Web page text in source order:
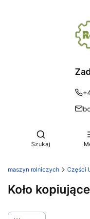
Otwórz
Szukaj
maszyn rolniczych Części
Koło